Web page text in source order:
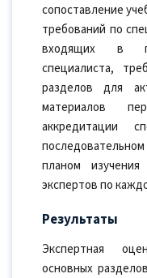
сопоставление
требований по
входящих в
специалиста,
разделов для
материалов
аккредитации
планом
экспертов по
Результаты
Экспертная
основных